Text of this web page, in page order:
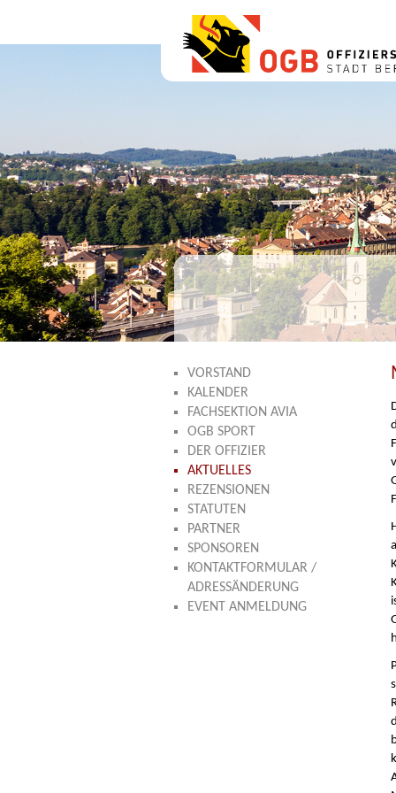
VORSTAND
KALENDER
FACHSEKTION AVIA
OGB SPORT
DER OFFIZIER
AKTUELLES
REZENSIONEN
STATUTEN
PARTNER
SPONSOREN
KONTAKTFORMULAR /
ADRESSÄNDERUNG
EVENT ANMELDUNG